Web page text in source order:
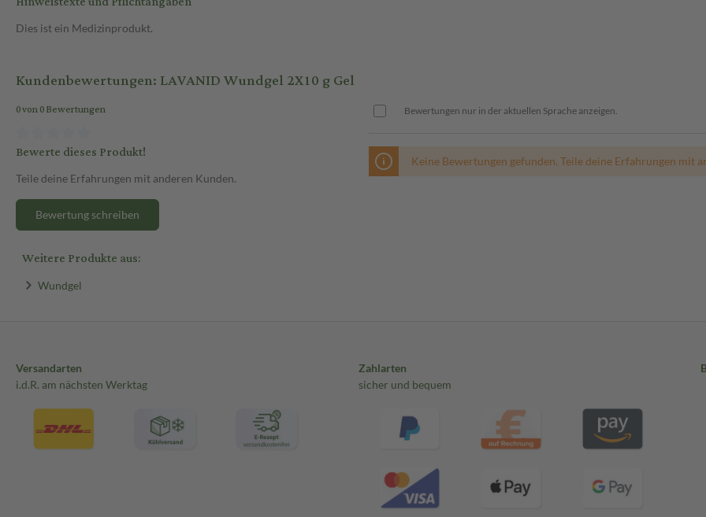
Dies ist ein Medizinprodukt.
Kundenbewertungen: LAVANID Wundgel 2X10 g Gel
0 von 0 Bewertungen
Bewerte dieses Produkt!
Teile deine Erfahrungen mit anderen Kunden.
Bewertung schreiben
Bewertungen nur in der aktuellen Sprache anzeigen.
Keine Bewertungen gefunden. Teile deine Erfahrungen mit
Weitere Produkte aus:
Wundgel
Versandarten
i.d.R. am nächsten Werktag
Zahlarten
sicher und bequem